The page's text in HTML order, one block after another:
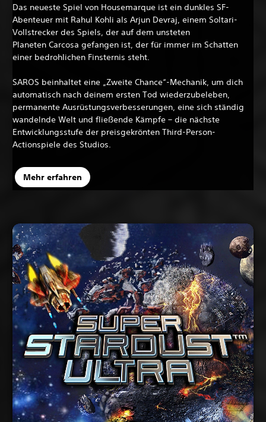
Das neueste Spiel von Housemarque ist ein dunkles SF-
Abenteuer mit Rahul Kohli als Arjun Devraj, einem Soltari-
Vollstrecker des Spiels, der auf dem unsteten
Planeten Carcosa gefangen ist, der für immer im Schatten
einer bedrohlichen Finsternis steht.
SAROS beinhaltet eine „Zweite Chance“-Mechanik, um dich
automatisch nach deinem ersten Tod wiederzubeleben,
permanente Ausrüstungsverbesserungen, eine sich ständig
wandelnde Welt und fließende Kämpfe – die nächste
Entwicklungsstufe der preisgekrönten Third-Person-
Actionspiele des Studios.
Mehr erfahren